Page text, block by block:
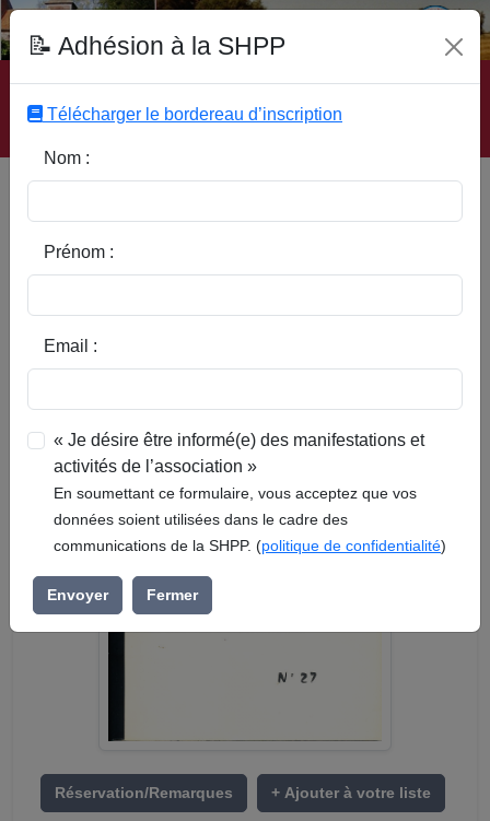
Accueil | Site SHPP | Auteurs | Editeurs | Rubriques |
Sous-Rubriques | Mots-Clefs | Contact
particuliers de Thumeries au
sujet de meubles provenant
Réservation/Remarques + Ajouter à votre liste
📝 Adhésion à la SHPP
Télécharger le bordereau d’inscription
Nom :
Prénom :
Email :
« Je désire être informé(e) des manifestations et
activités de l’association »
En soumettant ce formulaire, vous acceptez que vos
données soient utilisées dans le cadre des
communications de la SHPP. (politique de confidentialité)
Envoyer Fermer